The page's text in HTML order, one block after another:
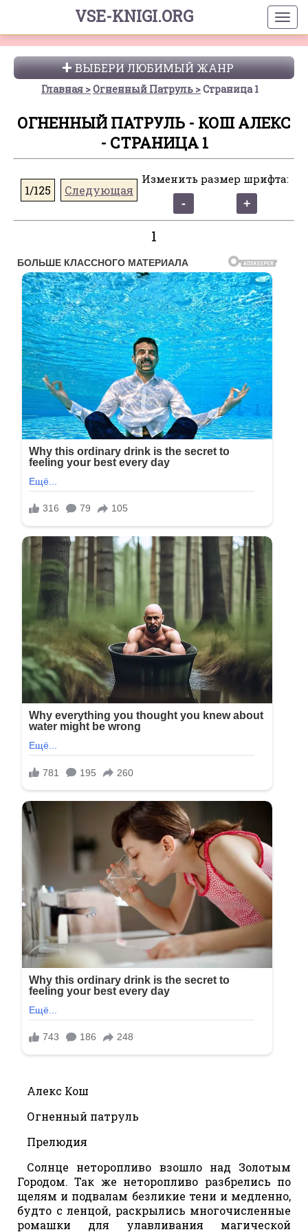
VSE-KNIGI.ORG
ВЫБЕРИ ЛЮБИМЫЙ ЖАНР
Главная Огненный Патруль Страница 1
ОГНЕННЫЙ ПАТРУЛЬ - КОШ АЛЕКС
- СТРАНИЦА 1
1/125 Следующая
Изменить размер шрифта:
1
Алекс Кош
Огненный патруль
Прелюдия
Солнце неторопливо взошло над Золотым
Городом. Так же неторопливо разбрелись по
щелям и подвалам безликие тени и медленно,
будто с ленцой, раскрылись многочисленные
ромашки для улавливания магической